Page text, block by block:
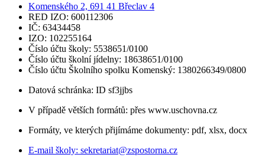
Komenského 2, 691 41 Břeclav 4
RED IZO: 600112306
IČ: 63434458
IZO: 102255164
Číslo účtu školy: 5538651/0100
Číslo účtu školní jídelny: 18638651/0100
Číslo účtu Školního spolku Komenský: 1380266349/0800
Datová schránka: ID sf3jjbs
V případě větších formátů: přes www.uschovna.cz
Formáty, ve kterých přijímáme dokumenty: pdf, xlsx, docx
E-mail školy: sekretariat@zspostorna.cz